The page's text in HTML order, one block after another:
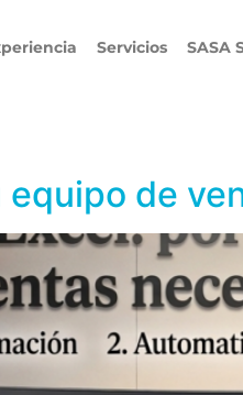
Servicios SASA
de